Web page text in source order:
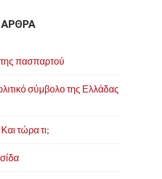
πασπαρτού
σύμβολο της Ελλάδας
τώρα τι;